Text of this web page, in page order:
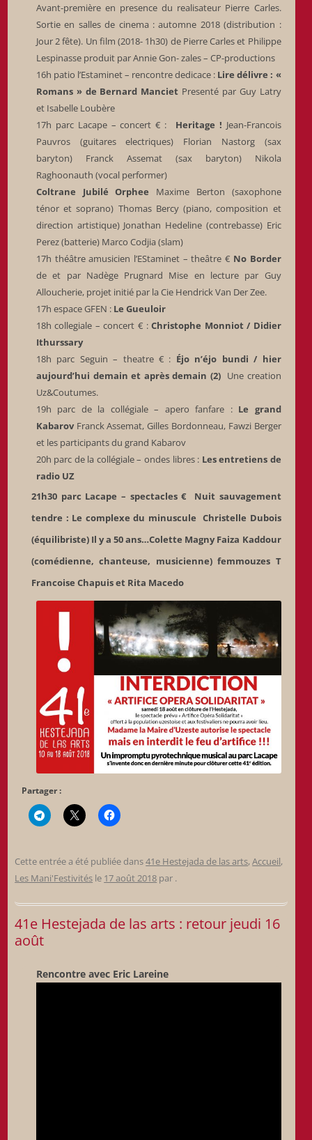
Avant-première en presence du realisateur Pierre Carles.
Sortie en salles de cinema : automne 2018 (distribution :
Jour 2 fête). Un film (2018- 1h30) de Pierre Carles et Philippe
Lespinasse produit par Annie Gon- zales – CP-productions
16h patio l’Estaminet – rencontre dedicace : Lire délivre : «
Romans » de Bernard Manciet Presenté par Guy Latry
et Isabelle Loubère
17h parc Lacape – concert € :
Heritage ! Jean-Francois
Pauvros (guitares electriques) Florian Nastorg (sax
baryton) Franck Assemat (sax baryton) Nikola
Raghoonauth (vocal performer)
Coltrane Jubilé Orphee Maxime Berton (saxophone
ténor et soprano) Thomas Bercy (piano, composition et
direction artistique) Jonathan Hedeline (contrebasse) Eric
Perez (batterie) Marco Codjia (slam)
17h théâtre amusicien l’EStaminet – theâtre € No Border
de et par Nadège Prugnard Mise en lecture par Guy
Alloucherie, projet initié par la Cie Hendrick Van Der Zee.
17h espace GFEN : Le Gueuloir
18h collegiale – concert € :Christophe Monniot / Didier
Ithurssary
18h parc Seguin – theatre € : Éjo n’éjo bundi / hier
aujourd’hui demain et après demain (2) Une creation
Uz&Coutumes.
19h parc de la collégiale – apero fanfare : Le grand
KabarovFranck Assemat, Gilles Bordonneau, Fawzi Berger
et les participants du grand Kabarov
20h parc de la collégiale – ondes libres : Les entretiens de
radio UZ
21h30 parc Lacape – spectacles € Nuit sauvagement
tendre : Le complexe du minuscule Christelle Dubois
(équilibriste) Il y a 50 ans…Colette MagnyFaiza Kaddour
(comédienne, chanteuse, musicienne)femmouzes T
Francoise Chapuis et Rita Macedo
Partager :
Cette entrée a été publiée dans41e Hestejada de las arts,Accueil,
Les Mani'Festivités le 17 août 2018 par .
41e Hestejada de las arts : retour jeudi 16
août
Rencontre avec Eric Lareine